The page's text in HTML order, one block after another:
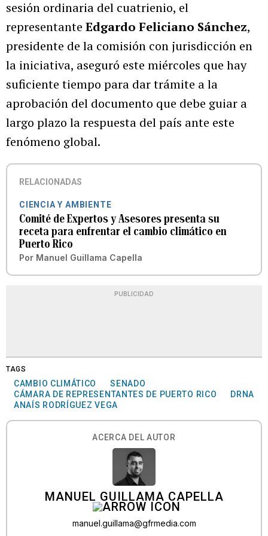
sesión ordinaria del cuatrienio, el
representante Edgardo Feliciano Sánchez,
presidente de la comisión con jurisdicción en
la iniciativa, aseguró este miércoles que hay
suficiente tiempo para dar trámite a la
aprobación del documento que debe guiar a
largo plazo la respuesta del país ante este
fenómeno global.
RELACIONADAS
CIENCIA Y AMBIENTE
Comité de Expertos y Asesores presenta su
receta para enfrentar el cambio climático en
Puerto Rico
Por Manuel Guillama Capella
PUBLICIDAD
TAGS
CAMBIO CLIMÁTICO
SENADO
CÁMARA DE REPRESENTANTES DE PUERTO RICO
DRNA
ANAÍS RODRÍGUEZ VEGA
ACERCA DEL AUTOR
MANUEL GUILLAMA CAPELLA
manuel.guillama@gfrmedia.com